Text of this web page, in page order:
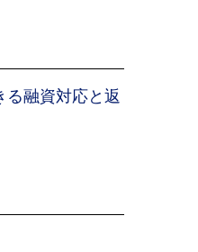
る融資対応と返